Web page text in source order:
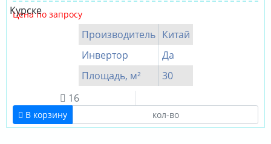
Цена по запросу
Производитель Китай
Инвертор
Да
Площадь, м²
30
16
В корзину